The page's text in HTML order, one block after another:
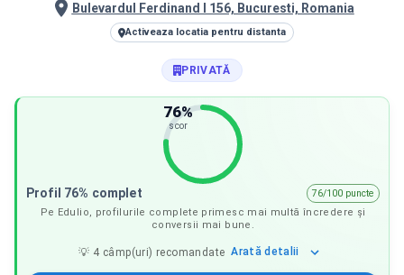
Bulevardul Ferdinand I 156, Bucuresti, Romania
Activeaza locatia pentru distanta
PRIVATĂ
76%
scor
Profil 76% complet
76/100 puncte
Pe Edulio, profilurile complete primesc mai multă încredere și
conversii mai bune.
💡 4 câmp(uri) recomandate Arată detalii